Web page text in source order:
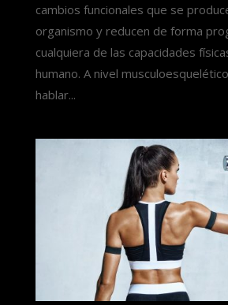
cambios funcionales que se
organismo y reducen de forma
cualquiera de las capacidades
humano. A nivel
hablar...